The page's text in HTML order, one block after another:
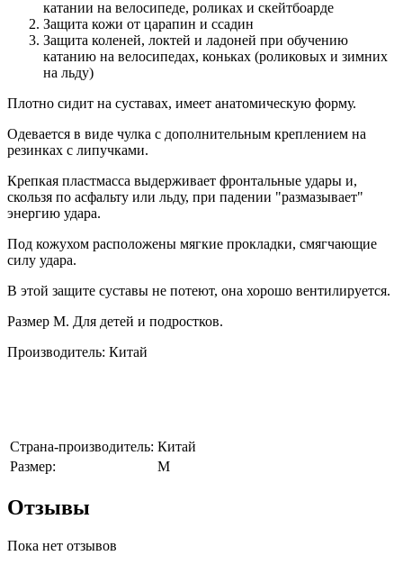
катании на велосипеде, роликах и скейтбоарде
Защита кожи от царапин и ссадин
Защита коленей, локтей и ладоней при обучению
катанию на велосипедах, коньках (роликовых и зимних
на льду)
Плотно сидит на суставах, имеет анатомическую форму.
Одевается в виде чулка с дополнительным креплением на
резинках с липучками.
Крепкая пластмасса выдерживает фронтальные удары и,
скользя по асфальту или льду, при падении "размазывает"
энергию удара.
Под кожухом расположены мягкие прокладки, смягчающие
силу удара.
В этой защите суставы не потеют, она хорошо вентилируется.
Размер М. Для детей и подростков.
Производитель: Китай
Страна-производитель: Китай
Размер:
M
Отзывы
Пока нет отзывов